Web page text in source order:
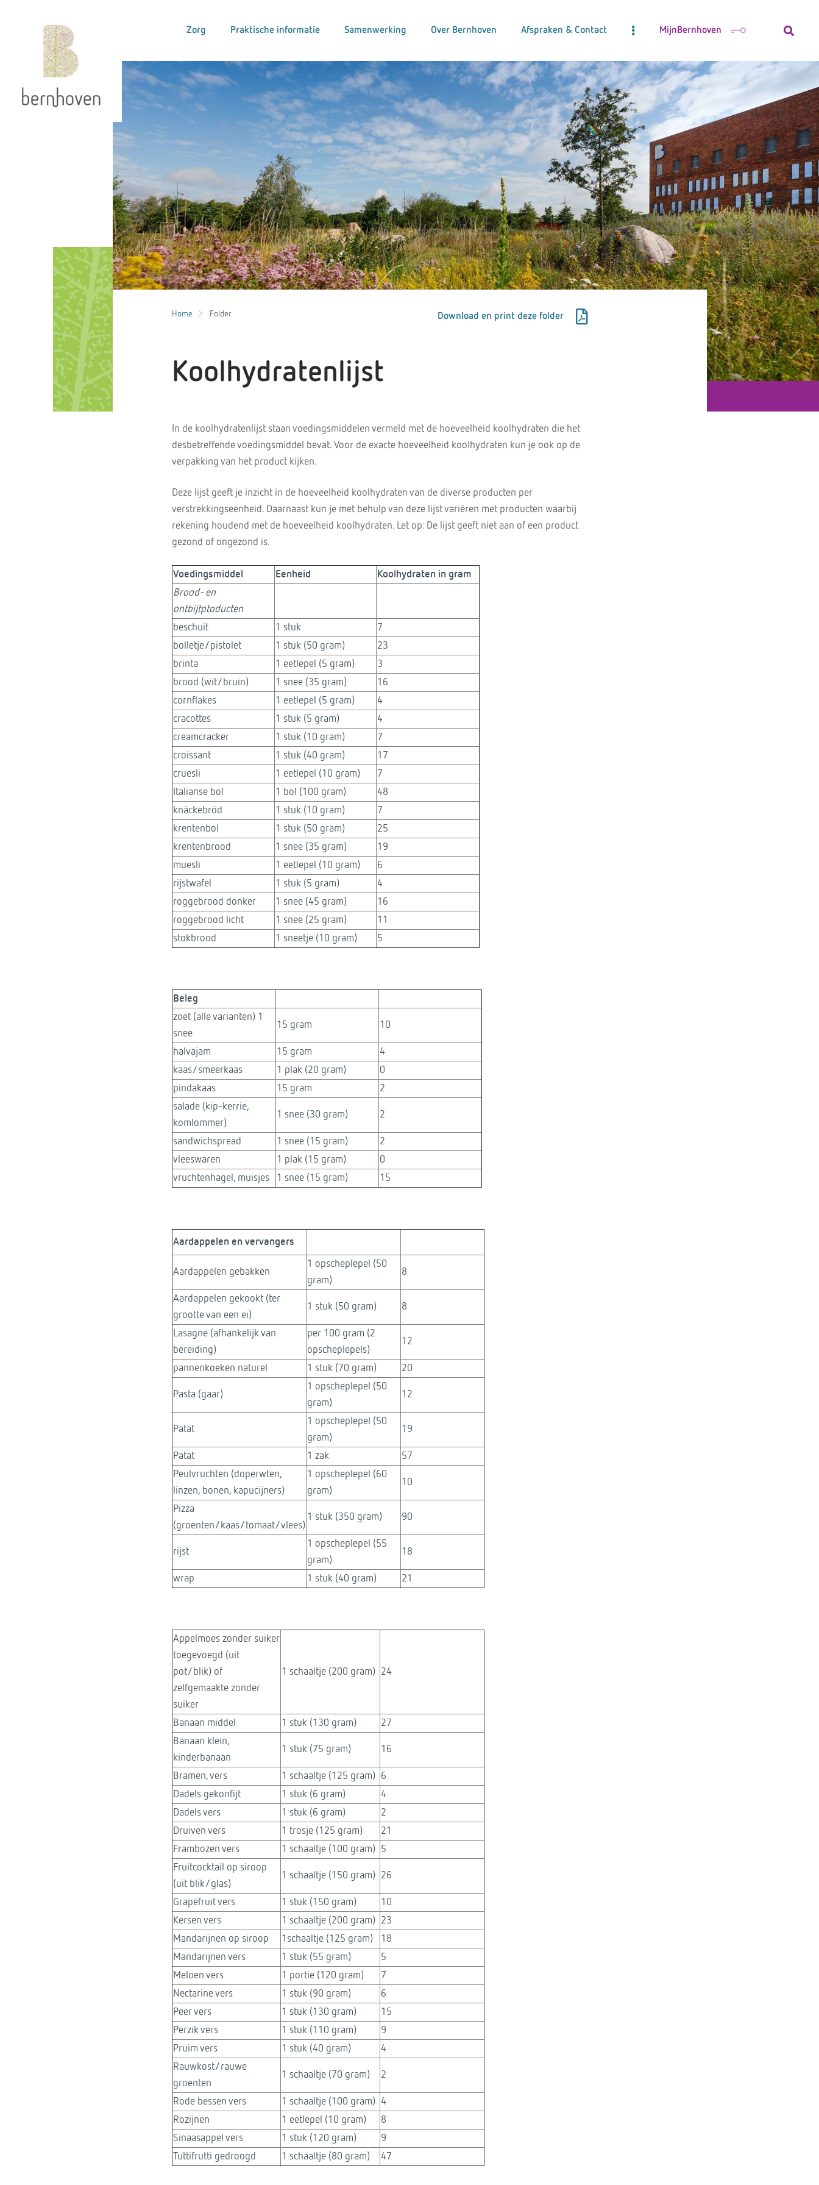
Zorg Praktische informatie Samenwerking Over Bernhoven Afspraken & Contact MijnBernhoven
Home Folder Download en print deze folder
Koolhydratenlijst
In de koolhydratenlijst staan voedingsmiddelen vermeld met de hoeveelheid koolhydraten die het
desbetreffende voedingsmiddel bevat. Voor de exacte hoeveelheid koolhydraten kun je ook op de
verpakking van het product kijken.
Deze lijst geeft je inzicht in de hoeveelheid koolhydraten van de diverse producten per
verstrekkingseenheid. Daarnaast kun je met behulp van deze lijst variëren met producten waarbij
rekening houdend met de hoeveelheid koolhydraten. Let op: De lijst geeft niet aan of een product
gezond of ongezond is.
Voedingsmiddel Eenheid
Koolhydraten in gram
Brood- en
ontbijtptoducten
beschuit
1 stuk
7
bolletje/pistolet
1 stuk (50 gram)
23
brinta
1 eetlepel (5 gram)
3
brood (wit/bruin)
1 snee (35 gram)
16
cornflakes
1 eetlepel (5 gram)
4
cracottes
1 stuk (5 gram)
4
creamcracker
1 stuk (10 gram)
7
croissant
1 stuk (40 gram)
17
cruesli
1 eetlepel (10 gram)
7
Italianse bol
1 bol (100 gram)
48
knäckebröd
1 stuk (10 gram)
7
krentenbol
1 stuk (50 gram)
25
krentenbrood
1 snee (35 gram)
19
muesli
1 eetlepel (10 gram)
6
rijstwafel
1 stuk (5 gram)
4
roggebrood donker
1 snee (45 gram)
16
roggebrood licht
1 snee (25 gram)
11
stokbrood
1 sneetje (10 gram) 5
Beleg
zoet (alle varianten) 1
snee
15 gram 10
halvajam 15 gram
4
kaas/smeerkaas
1 plak (20 gram)
0
pindakaas
15 gram
2
salade (kip-kerrie,
komlommer)
1 snee (30 gram) 2
sandwichspread 1 snee (15 gram)
2
vleeswaren
1 plak (15 gram)
0
vruchtenhagel, muisjes
1 snee (15 gram) 15
Aardappelen en vervangers​ ​
Aardappelen gebakken
1 opscheplepel (50
gram)
8
Aardappelen gekookt (ter
grootte van een ei)
1 stuk (50 gram) 8
Lasagne (afhankelijk van
bereiding)​
per 100 gram (2
opscheplepels)​
12
pannenkoeken naturel 1 stuk (70 gram) 20
Pasta (gaar)
1 opscheplepel (50
gram)
12
Patat
1 opscheplepel (50
gram)
19
Patat 1 zak
57
Peulvruchten (doperwten,
linzen, bonen, kapucijners)
1 opscheplepel (60
gram)​
10
Pizza
(groenten/kaas/tomaat/vlees)
1 stuk (350 gram) 90
rijst
1 opscheplepel (55
gram)
18
wrap 1 stuk (40 gram) 21
Appelmoes zonder suiker
toegevoegd (uit
pot/blik) of
zelfgemaakte zonder
suiker
1 schaaltje (200 gram) 24
Banaan middel 1 stuk (130 gram)
27
Banaan klein,
kinderbanaan
1 stuk (75 gram) 16
Bramen, vers 1 schaaltje (125 gram) 6
Dadels gekonfijt
1 stuk (6 gram)
4
Dadels vers
1 stuk (6 gram)
2
Druiven vers
1 trosje (125 gram)
21
Frambozen vers
1 schaaltje (100 gram) 5
Fruitcocktail op siroop
(uit blik/glas)
1 schaaltje (150 gram) 26
Grapefruit vers 1 stuk (150 gram)
10
Kersen vers
1 schaaltje (200 gram) 23
Mandarijnen op siroop​
1schaaltje (125 gram)
18
Mandarijnen vers
1 stuk (55 gram)​
5
Meloen vers
1 portie (120 gram)
7
Nectarine vers
1 stuk (90 gram)
6
Peer vers
1 stuk (130 gram)
15
Perzik vers
1 stuk (110 gram)
9
Pruim vers
1 stuk (40 gram)
4
Rauwkost/rauwe
groenten
1 schaaltje (70 gram) 2
Rode bessen vers 1 schaaltje (100 gram) 4
Rozijnen​
1 eetlepel (10 gram)
8
Sinaasappel vers​
1 stuk (120 gram)
9
Tuttifrutti gedroogd
1 schaaltje (80 gram) 47